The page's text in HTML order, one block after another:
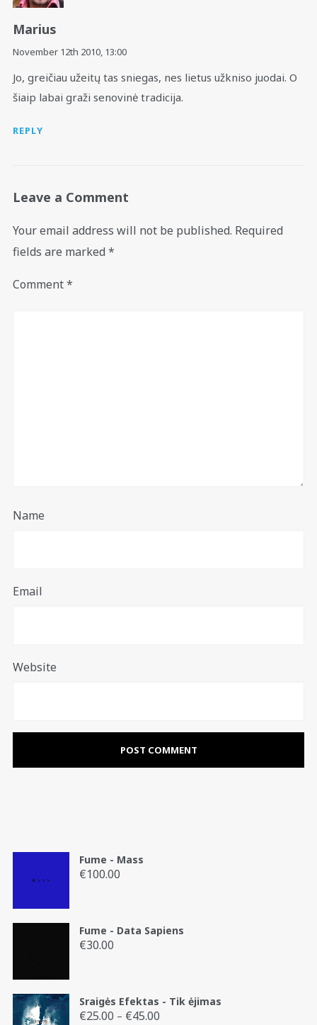
Marius
November 12th 2010, 13:00
Jo, greičiau užeitų tas sniegas, nes lietus užkniso juodai. O
šiaip labai graži senovinė tradicija.
REPLY
Leave a Comment
Your email address will not be published. Required
fields are marked *
Comment*
Name
Email
Website
Fume - Mass
€100.00
Fume - Data Sapiens
€30.00
Sraigės Efektas - Tik ėjimas
€25.00 – €45.00Price